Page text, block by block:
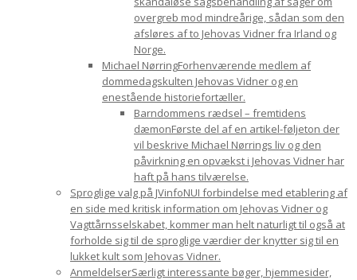
overgreb mod mindreårige, sådan som den
afsløres af to Jehovas Vidner fra Irland og
Norge.
Michael NørringForhenværende medlem af
dommedagskulten Jehovas Vidner og en
enestående historiefortæller.
Barndommens rædsel – fremtidens
dæmonFørste del af en artikel-føljeton der
vil beskrive Michael Nørrings liv og den
påvirkning en opvækst i Jehovas Vidner har
haft på hans tilværelse.
Sproglige valg på JVinfoNUI forbindelse med etablering af
en side med kritisk information om Jehovas Vidner og
Vagttårnsselskabet, kommer man helt naturligt til også at
forholde sig til de sproglige værdier der knytter sig til en
lukket kult som Jehovas Vidner.
AnmeldelserSærligt interessante bøger, hjemmesider,